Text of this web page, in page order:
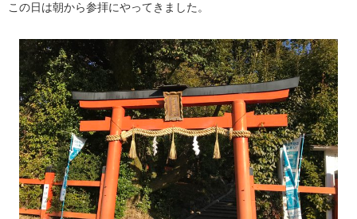
この日は朝から参拝にやってきました。